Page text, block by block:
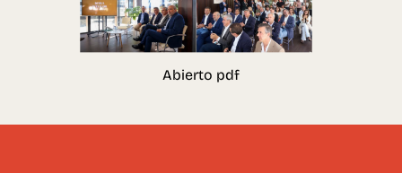
Abierto pdf